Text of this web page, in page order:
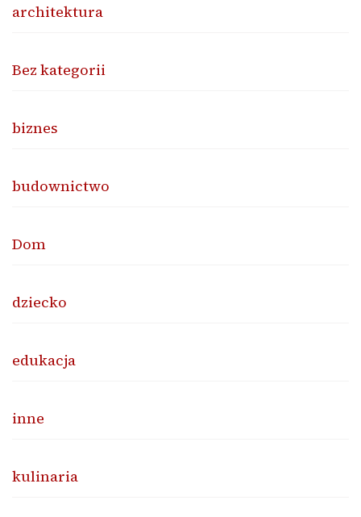
architektura
Bez kategorii
biznes
budownictwo
Dom
dziecko
edukacja
inne
kulinaria